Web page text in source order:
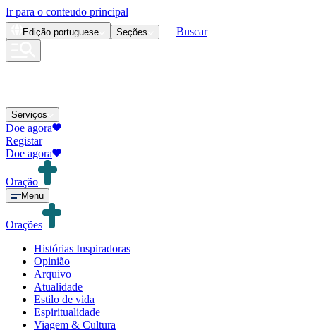
Ir para o conteudo principal
Edição portuguese Seções Buscar
Serviços
Doe agora
Registar
Doe agora
Oração
Menu
Orações
Histórias Inspiradoras
Opinião
Arquivo
Atualidade
Estilo de vida
Espiritualidade
Viagem & Cultura